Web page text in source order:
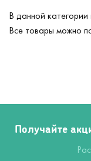
В данной
Все товары можно
Получайте